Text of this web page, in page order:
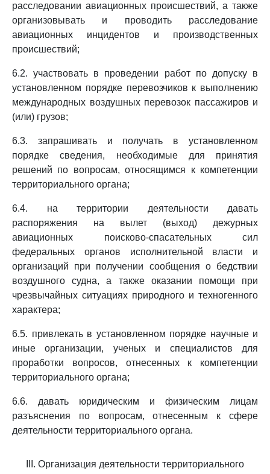
расследовании авиационных происшествий, а также
организовывать и проводить расследование
авиационных инцидентов и производственных
происшествий;
6.2. участвовать в проведении работ по допуску в
установленном порядке перевозчиков к выполнению
международных воздушных перевозок пассажиров и
(или) грузов;
6.3. запрашивать и получать в установленном
порядке сведения, необходимые для принятия
решений по вопросам, относящимся к компетенции
территориального органа;
6.4. на территории деятельности давать
распоряжения на вылет (выход) дежурных
авиационных поисково-спасательных сил
федеральных органов исполнительной власти и
организаций при получении сообщения о бедствии
воздушного судна, а также оказании помощи при
чрезвычайных ситуациях природного и техногенного
характера;
6.5. привлекать в установленном порядке научные и
иные организации, ученых и специалистов для
проработки вопросов, отнесенных к компетенции
территориального органа;
6.6. давать юридическим и физическим лицам
разъяснения по вопросам, отнесенным к сфере
деятельности территориального органа.
III. Организация деятельности территориального